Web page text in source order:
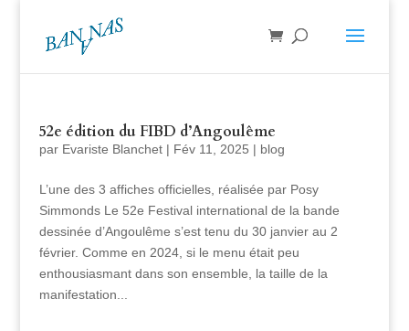
52e édition du FIBD d’Angoulême
par Evariste Blanchet| Fév 11, 2025 | blog
L’une des 3 affiches officielles, réalisée par Posy
Simmonds Le 52e Festival international de la bande
dessinée d’Angoulême s’est tenu du 30 janvier au 2
février. Comme en 2024, si le menu était peu
enthousiasmant dans son ensemble, la taille de la
manifestation...